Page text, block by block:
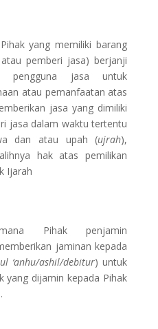
yang memiliki barang
pemberi jasa) berjanji
pengguna jasa untuk
atau pemanfaatan atas
jasa yang dimiliki
jasa dalam waktu tertentu
dan atau upah (ujrah),
hak atas pemilikan
Ijarah
Pihak penjamin
jaminan kepada
‘anhu/ashil/debitur) untuk
yang dijamin kepada Pihak